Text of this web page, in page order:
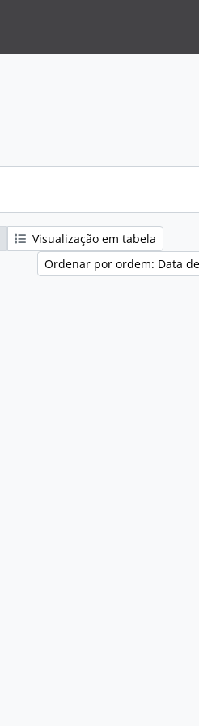
Visualização em tabela
Ordenar por ordem: Data